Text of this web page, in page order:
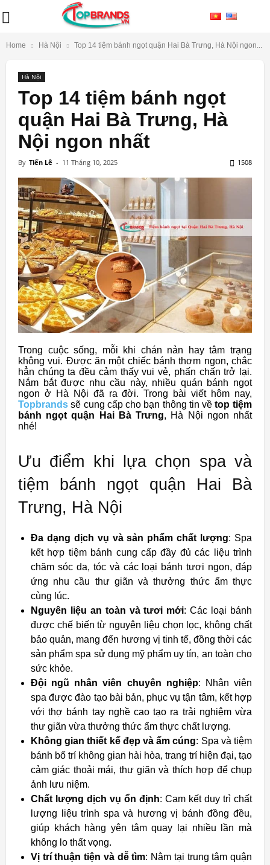
Home Hà Nội Top 14 tiệm bánh ngọt quận Hai Bà Trưng, Hà Nội ngon...
Hà Nội
Top 14 tiệm bánh ngọt
quận Hai Bà Trưng, Hà
Nội ngon nhất
By Tiến Lê - 11 Tháng 10, 2025 1508
Trong cuộc sống, mỗi khi chán nản hay tâm trạng
không vui. Được ăn một chiếc bánh thơm ngon, chắc
hẳn chúng ta đều cảm thấy vui vẻ, phấn chấn trở lại.
Nắm bắt được nhu cầu này, nhiều quán bánh ngọt
ngon ở Hà Nội đã ra đời. Trong bài viết hôm nay,
Topbrands sẽ cung cấp cho bạn thông tin về top tiệm
bánh ngọt quận Hai Bà Trưng, Hà Nội ngon nhất
nhé!
Ưu điểm khi lựa chọn spa và
tiệm bánh ngọt quận Hai Bà
Trưng, Hà Nội
Đa dạng dịch vụ và sản phẩm chất lượng: Spa
kết hợp tiệm bánh cung cấp đầy đủ các liệu trình
chăm sóc da, tóc và các loại bánh tươi ngon, đáp
ứng nhu cầu thư giãn và thưởng thức ẩm thực
cùng lúc.
Nguyên liệu an toàn và tươi mới: Các loại bánh
được chế biến từ nguyên liệu chọn lọc, không chất
bảo quản, mang đến hương vị tinh tế, đồng thời các
sản phẩm spa sử dụng mỹ phẩm uy tín, an toàn cho
sức khỏe.
Đội ngũ nhân viên chuyên nghiệp: Nhân viên
spa được đào tạo bài bản, phục vụ tận tâm, kết hợp
với thợ bánh tay nghề cao tạo ra trải nghiệm vừa
thư giãn vừa thưởng thức ẩm thực chất lượng.
Không gian thiết kế đẹp và ấm cúng: Spa và tiệm
bánh bố trí không gian hài hòa, trang trí hiện đại, tạo
cảm giác thoải mái, thư giãn và thích hợp để chụp
ảnh lưu niệm.
Chất lượng dịch vụ ổn định: Cam kết duy trì chất
lượng liệu trình spa và hương vị bánh đồng đều,
giúp khách hàng yên tâm quay lại nhiều lần mà
không lo thất vọng.
Vị trí thuận tiện và dễ tìm: Nằm tại trung tâm quận